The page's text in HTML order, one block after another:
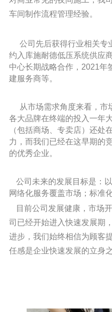
车间制作流程管理经验。
公司先后获得行业相关专
约入库施耐德低压系统供应
中心长期战略合作，2021年
建服务商等。
从市场需求角度来看，市
各大品牌在终端的投入一年
（包括商场、专卖店）还处
力，而我们已经在这早期的
的优秀企业。
公司未来的发展目标是：
网络化服务覆盖市场；标准
目前公司发展健康，市场
司已经开始进入快速发展期
进步， 我们始终相信为顾客
任感是企业快速发展的立身之